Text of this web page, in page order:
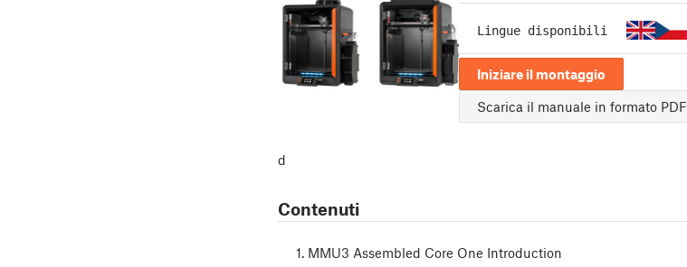
Lingue disponibili
Iniziare il montaggio
Scarica il manuale in formato PDF
d
Contenuti
1. MMU3 Assembled Core One Introduction